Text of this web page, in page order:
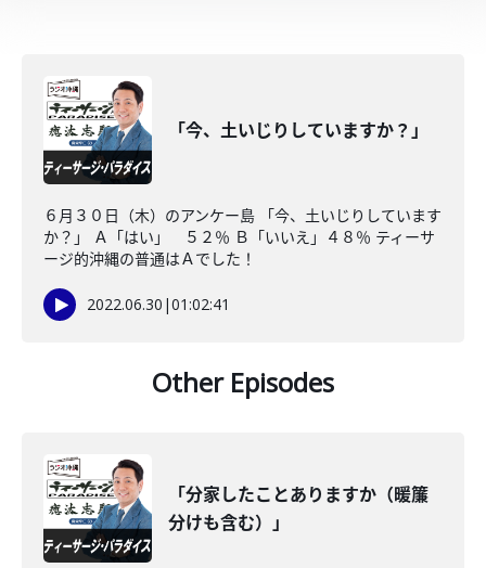
「今、土いじりしていますか？」
６月３０日（木）のアンケー島 「今、土いじりしています
か？」 Ａ「はい」 ５２％ Ｂ「いいえ」４８％ ティーサ
ージ的沖縄の普通はＡでした！
2022.06.30 |01:02:41
Other Episodes
「分家したことありますか（暖簾
分けも含む）」